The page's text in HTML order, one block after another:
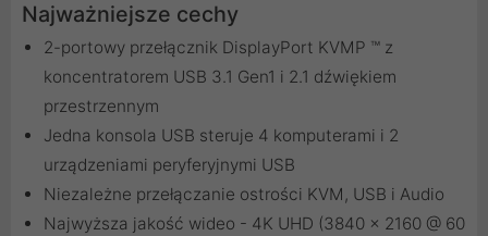
Najważniejsze cechy
2-portowy przełącznik DisplayPort KVMP ™ z
koncentratorem USB 3.1 Gen1 i 2.1 dźwiękiem
przestrzennym
Jedna konsola USB steruje 4 komputerami i 2
urządzeniami peryferyjnymi USB
Niezależne przełączanie ostrości KVM, USB i Audio
Najwyższa jakość wideo - 4K UHD (3840 x 2160 @ 60